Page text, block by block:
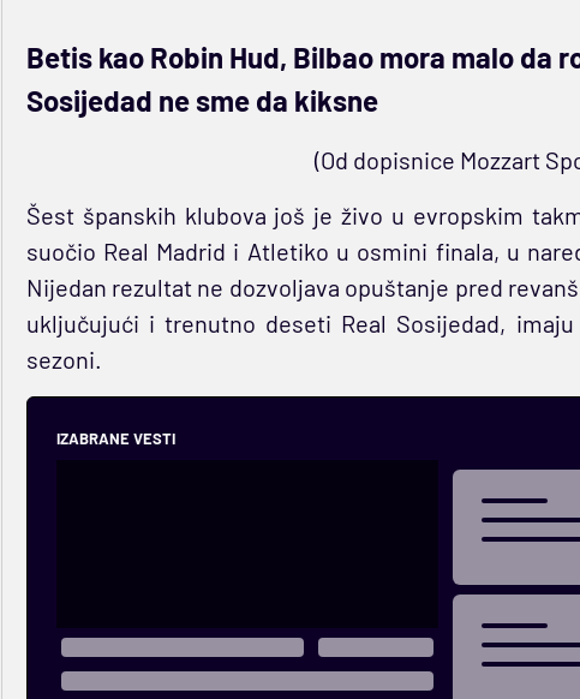
Betis kao Robin Hud, Bilbao mora malo da
Sosijedad ne sme da kiksne
(Od dopisnice Mozzart
Šest španskih klubova još je živo u evropskim
suočio Real Madrid i Atletiko u osmini finala, u
Nijedan rezultat ne dozvoljava opuštanje pred
uključujući i trenutno deseti Real Sosijedad,
sezoni.
IZABRANE VESTI